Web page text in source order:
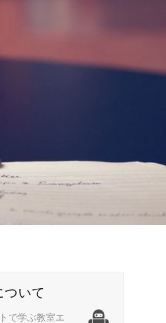
ついて
で学ぶ教室エ